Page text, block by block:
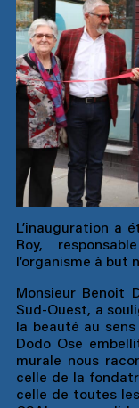
L’inauguration a
Roy,
l’organisme à
Monsieur Benoit
Sud-Ouest, a
la beauté au
Dodo Ose
murale nous
celle de la
celle de toutes